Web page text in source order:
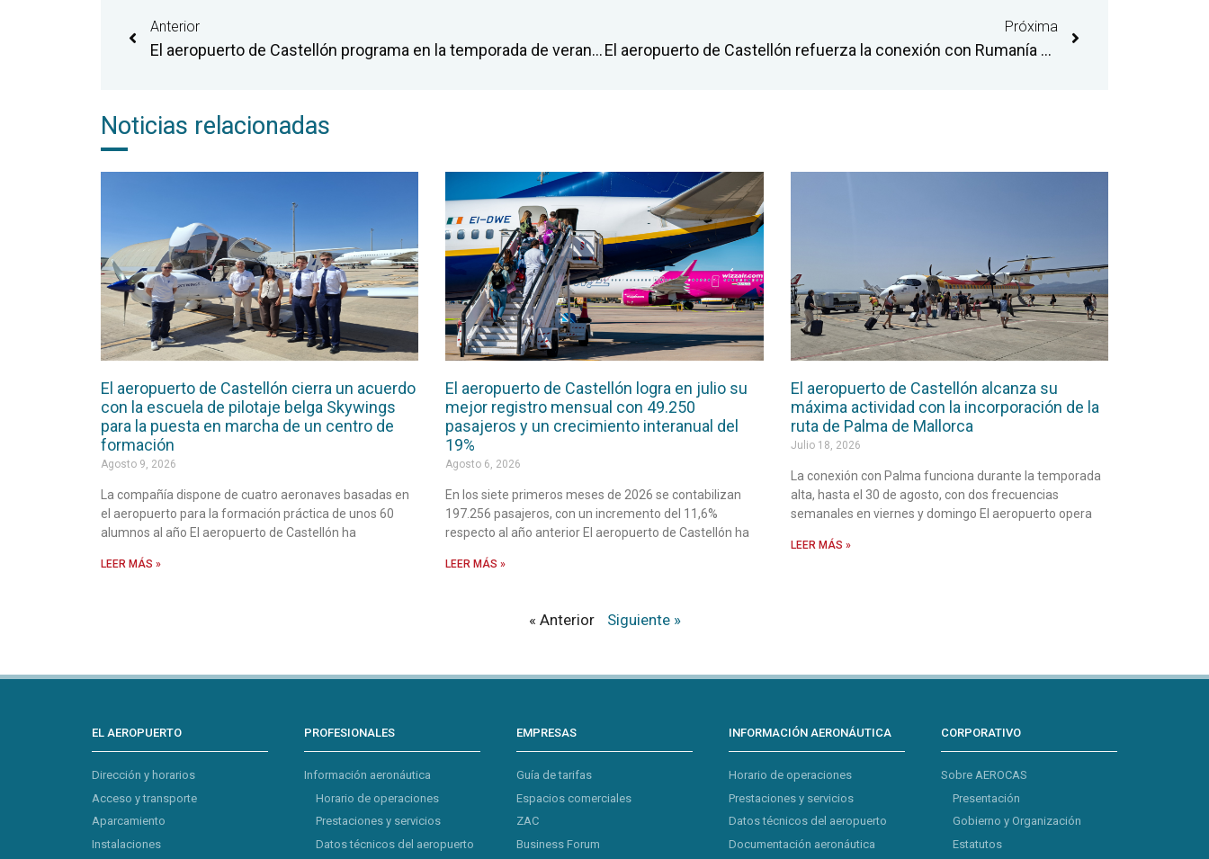
Anterior
El aeropuerto de Castellón programa en la temporada de verano más de 1.600 vuelos regulares con una oferta de 270.000 plazas
Próxima
El aeropuerto de Castellón refuerza la conexión con Rumanía con la puesta en marcha de una nueva ruta a Cluj
Noticias relacionadas
El aeropuerto de Castellón cierra un acuerdo
con la escuela de pilotaje belga Skywings
para la puesta en marcha de un centro de
formación
Agosto 9, 2026
La compañía dispone de cuatro aeronaves basadas en
el aeropuerto para la formación práctica de unos 60
alumnos al año El aeropuerto de Castellón ha
LEER MÁS »
El aeropuerto de Castellón logra en julio su
mejor registro mensual con 49.250
pasajeros y un crecimiento interanual del
19%
Agosto 6, 2026
En los siete primeros meses de 2026 se contabilizan
197.256 pasajeros, con un incremento del 11,6%
respecto al año anterior El aeropuerto de Castellón ha
LEER MÁS »
El aeropuerto de Castellón alcanza su
máxima actividad con la incorporación de la
ruta de Palma de Mallorca
Julio 18, 2026
La conexión con Palma funciona durante la temporada
alta, hasta el 30 de agosto, con dos frecuencias
semanales en viernes y domingo El aeropuerto opera
LEER MÁS »
« Anterior Siguiente »
EL AEROPUERTO
Dirección y horarios
Acceso y transporte
Aparcamiento
Instalaciones
PROFESIONALES
Información aeronáutica
Horario de operaciones
Prestaciones y servicios
Datos técnicos del aeropuerto
EMPRESAS
Guía de tarifas
Espacios comerciales
ZAC
Business Forum
INFORMACIÓN AERONÁUTICA
Horario de operaciones
Prestaciones y servicios
Datos técnicos del aeropuerto
Documentación aeronáutica
CORPORATIVO
Sobre AEROCAS
Presentación
Gobierno y Organización
Estatutos